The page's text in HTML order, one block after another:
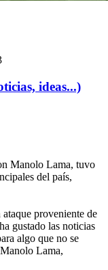
ideas...)
Manolo Lama, tuvo
del país,
proveniente de
gustado las noticias
algo que no se
Lama,